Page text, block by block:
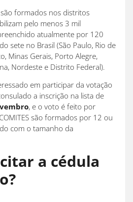
são formados nos distritos
pelo menos 3 mil
atualmente por 120
sete no Brasil (São Paulo, Rio de
Minas Gerais, Porto Alegre,
Nordeste e Distrito Federal).
em participar da votação
a inscrição na lista de
, e o voto é feito por
são formados por 12 ou
com o tamanho da
a cédula